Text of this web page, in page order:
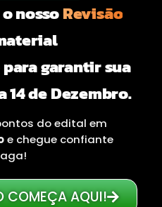
nossoRevisão
garantir sua
de Dezembro.
do edital em
e chegue confiante
COMEÇA AQUI!